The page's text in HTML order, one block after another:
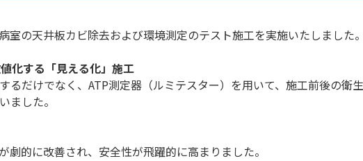
室の天井板カビ除去および環境測定のテスト施工を実施いたしました。
化する「見える化」施工
るだけでなく、ATP測定器（ルミテスター）を用いて、施工前後の衛
ました。
的に改善され、安全性が飛躍的に高まりました。